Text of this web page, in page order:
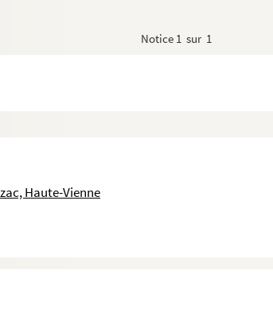
Notice 1 sur 1
Haute-Vienne